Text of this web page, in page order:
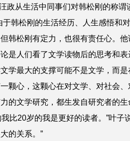
政从生活中同事们对韩松刚的称
于韩松刚的生活经历、人生感悟和
韩松刚有定力，也很有责任心。
是人们看了文学读物后的思考和
学最大的支撑可能不是文学，而
颗心，这颗心在对文学、对社会
的文学研究，都生发自研究者的
比20岁的我是更好的读者。”叶子
的关系。”